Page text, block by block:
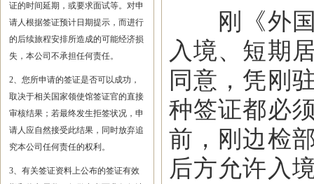
证的时间延期，或要求面试等。对申
请人根据签证预计日期提示，而进行
的后续旅程安排所造成的可能经济损
失，本公司不承担任何责任。
2、您所申请的签证是否可以成功，
取决于相关国家领使馆签证官的直接
审核结果；若最终发生拒签状况，申
请人应自然接受此结果，同时放弃追
究本公司任何责任的权利。
3、有关签证资料上公布的签证有效
刚《外国
入境、短期
同意，凭刚
种签证都必
前，刚边检
后方允许入